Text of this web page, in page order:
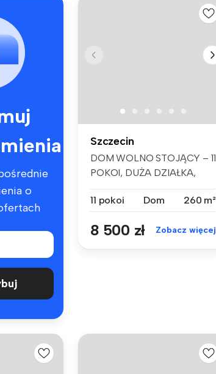
o
Szczecin
DOM WOLNO STOJĄCY – 11
POKOI, DUŻA DZIAŁKA,
11 pokoi
Dom 260 m²
8 500 zł Zobacz więcej